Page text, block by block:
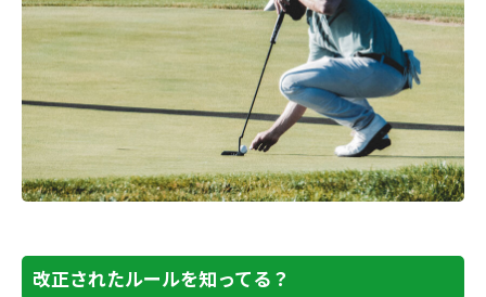
改正されたルールを知ってる？